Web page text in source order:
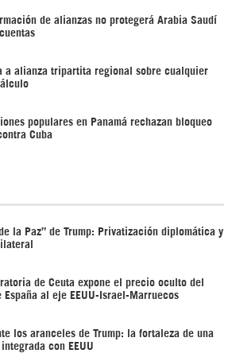
de alianzas no protegerá Arabia Saudí
a alianza tripartita regional sobre cualquier
populares en Panamá rechazan bloqueo
Cuba
la Paz” de Trump: Privatización diplomática y
de Ceuta expone el precio oculto del
España al eje EEUU-Israel-Marruecos
los aranceles de Trump: la fortaleza de una
con EEUU